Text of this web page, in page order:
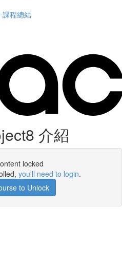
課程總結
介紹
locked
you'll need to login.
to Unlock